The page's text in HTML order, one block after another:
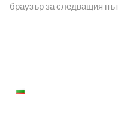
браузър за следващия път